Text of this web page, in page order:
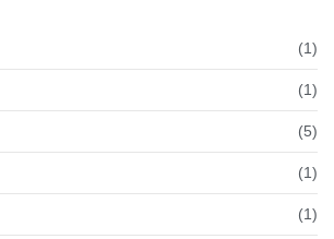
(1)
(1)
(5)
(1)
(1)